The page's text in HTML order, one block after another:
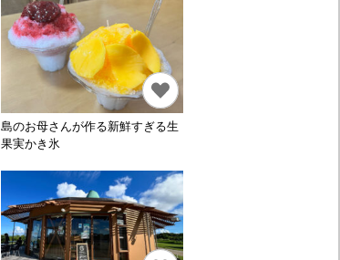
島のお母さんが作る新鮮すぎる生
果実かき氷